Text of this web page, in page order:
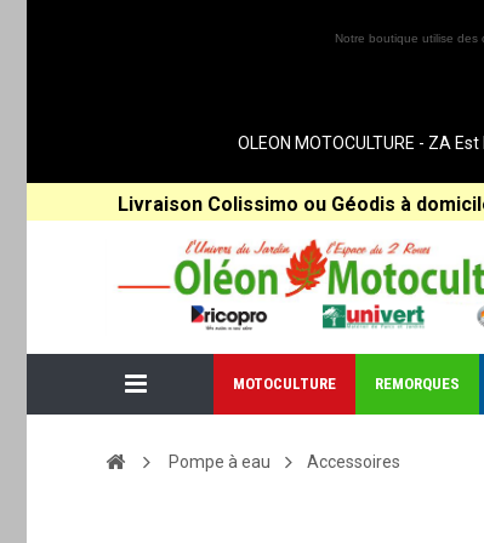
Notre boutique utilise des
OLEON MOTOCULTURE - ZA
Livraison Colissimo ou Géodis à
MOTOCULTURE REMORQUES
Pompe à eau Accessoires